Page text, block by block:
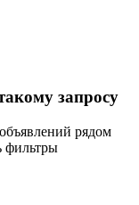
запросу
рядом
фильтры